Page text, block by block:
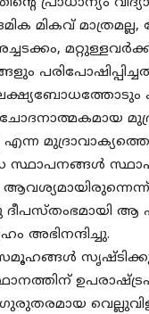
മികവ്
കൂടി
സ്ഥാപനങ്ങൾ
ആ
അഭിനന്ദിച്ചു.